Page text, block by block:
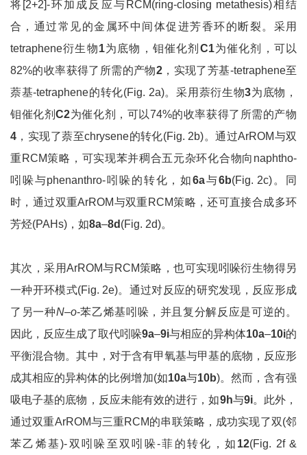
将[2+2]-环加成反应与RCM(ring-closing metathesis)相结
合，通过常见的金属环中间体促进芳香环的断裂。采用
tetraphene衍生物1为底物，钼催化剂 C1为催化剂，可以
82%的收率获得了所需的产物2，实现了芳基-tetraphene至
萘基-tetraphene的转化(Fig. 2a)。采用萘衍生物3为底物，
钼催化剂C2为催化剂，可以74%的收率获得了所需的产物
4 ，实现了萘至chrysene的转化(Fig. 2b)。通过ArROM与双
重RCM策略，可实现苯并稠合五元杂环化合物向naphtho-
吲哚与phenanthro-吲哚的转化，如6a与6b(Fig. 2c)。同
时，通过双重ArROM与双重RCM策略，还可直接合成多环
芳烃(PAHs)，如8a–8d (Fig. 2d)。
其次，采用ArROM与RCM策略，也可实现吲哚衍生物得另
一种开环模式(Fig. 2e)。通过对反应的研究发现，反应形成
了另一种N–o-苯乙烯基吲哚，并且复分解反应是可逆的。
因此，反应生成了取代吲哚9a–9i与相应的异构体10a–10i的
平衡混合物。其中，对于含有甲氧基与甲基的底物，反应形
成其相应的异构体的比例增加(如10a与10b)。然而，含有强
吸电子基的底物，反应未能有效的进行，如9h与9i。此外，
通过双重ArROM与三重RCM的串联策略，成功实现了双(邻
苯乙烯基)-双吲哚至双吲哚-菲的转化，如 12(Fig. 2f &